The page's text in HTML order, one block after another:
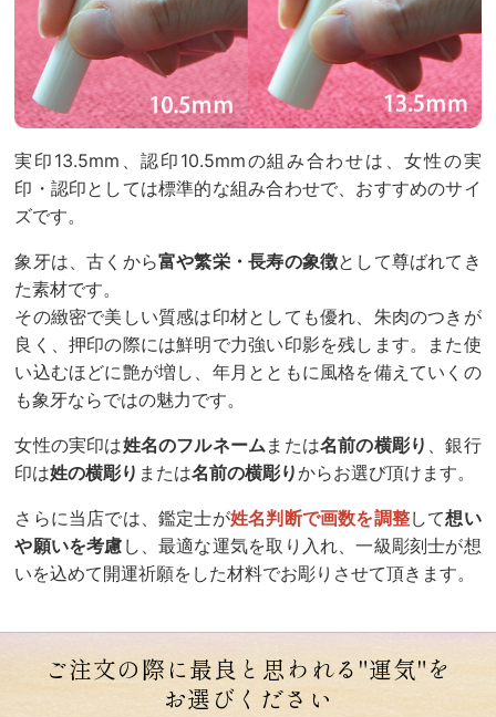
実印13.5mm、認印10.5mmの組み合わせは、女性の実
印・認印としては標準的な組み合わせで、おすすめのサイ
ズです。
象牙は、古くから富や繁栄・長寿の象徴として尊ばれてき
た素材です。
その緻密で美しい質感は印材としても優れ、朱肉のつきが
良く、押印の際には鮮明で力強い印影を残します。また使
い込むほどに艶が増し、年月とともに風格を備えていくの
も象牙ならではの魅力です。
女性の実印は姓名のフルネームまたは名前の横彫り 、銀行
印は姓の横彫り または名前の横彫りからお選び頂けます。
さらに当店では、鑑定士が姓名判断で画数を調整して想い
や願いを考慮 し、最適な運気を取り入れ、一級彫刻士が想
いを込めて開運祈願をした材料でお彫りさせて頂きます。
ご注文の際に最良と思われる"運気"を
お選びください